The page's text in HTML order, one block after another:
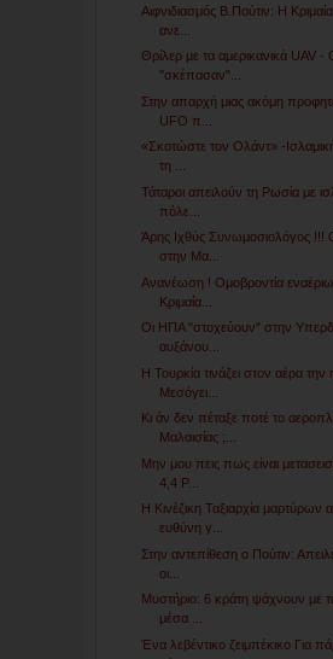
Αιφνιδιασμός Β.Πούτιν: H
ανε...
Θρίλερ με τα αμερικανικά UAV -
"σκέπασαν"...
Στην απαρχή μιας ακόμη
UFO π...
«Σκοτώστε τον Ολάντ» -
τη ...
Τάταροι απειλούν τη Ρωσία με
πόλε...
Άρης Ιχθύς Συνωμοσιολόγος !!!
στην Μα...
Ανανέωση ! Ομοβροντία
Κριμαία...
Οι ΗΠΑ "στοχεύουν" στην
αυξάνου...
Η Τουρκία τινάζει στον αέρα την
Μεσόγει...
Κι άν δεν πέταξε ποτέ το
Μαλαισίας ;...
Μην μου πεις πως είναι
4,4 Ρ...
Η Κινέζικη Ταξιαρχία μαρτύρων
ευθύνη γ...
Στην αντεπίθεση ο Πούτιν:
οι...
Μυστήριο: 6 κράτη ψάχνουν με
μέσα ...
Ένα λεβέντικο ζειμπέκικο Για